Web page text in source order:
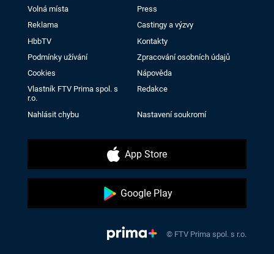
Volná místa
Press
Reklama
Castingy a výzvy
HbbTV
Kontakty
Podmínky užívání
Zpracování osobních údajů
Cookies
Nápověda
Vlastník FTV Prima spol. s
r.o.
Redakce
Nahlásit chybu Nastavení soukromí
App Store
Google Play
© FTV Prima spol. s r.o.